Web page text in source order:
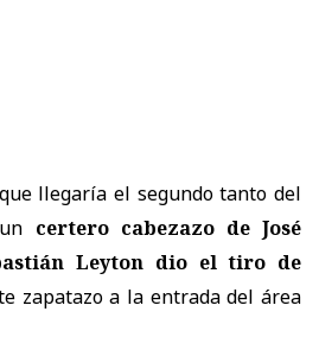
llegaría el segundo tanto del
certero cabezazo de José
Leyton dio el tiro de
zapatazo a la entrada del área